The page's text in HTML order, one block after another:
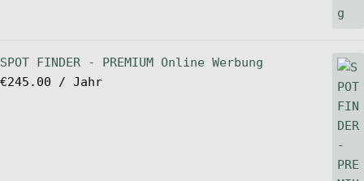
SPOT FINDER - PREMIUM Online Werbung
€245.00 / Jahr